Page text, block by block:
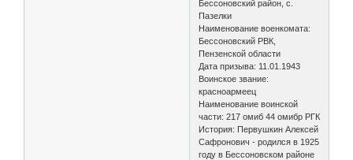
Бессоновский район, с.
Пазелки
Наименование военкомата:
Бессоновский РВК,
Пензенской области
Дата призыва: 11.01.1943
Воинское звание:
красноармеец
Наименование воинской
части: 217 омиб 44 омибр РГК
История: Первушкин Алексей
Сафронович - родился в 1925
году в Бессоновском районе